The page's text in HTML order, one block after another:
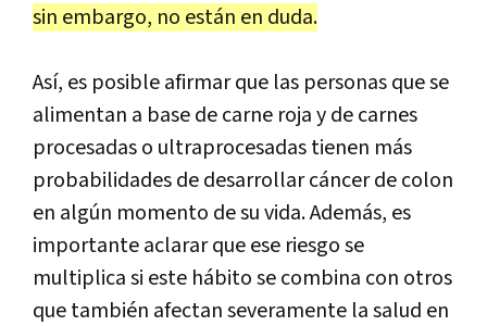
sin embargo, no están en duda.
Así, es posible afirmar que las personas que se
alimentan a base de carne roja y de carnes
procesadas o ultraprocesadas tienen más
probabilidades de desarrollar cáncer de colon
en algún momento de su vida. Además, es
importante aclarar que ese riesgo se
multiplica si este hábito se combina con otros
que también afectan severamente la salud en